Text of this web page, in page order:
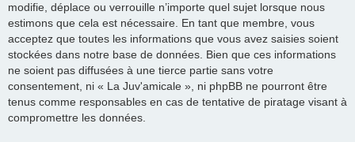
modifie, déplace ou verrouille n’importe quel sujet lorsque nous
estimons que cela est nécessaire. En tant que membre, vous
acceptez que toutes les informations que vous avez saisies soient
stockées dans notre base de données. Bien que ces informations
ne soient pas diffusées à une tierce partie sans votre
consentement, ni « La Juv'amicale », ni phpBB ne pourront être
tenus comme responsables en cas de tentative de piratage visant à
compromettre les données.